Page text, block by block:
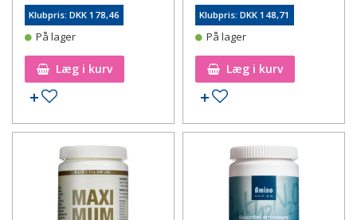
Klubpris: DKK 178,46
På lager
Læg i kurv
Tilføj til ønskeseddel
Klubpris: DKK 148,71
På lager
Læg i kurv
Tilføj til ønskeseddel